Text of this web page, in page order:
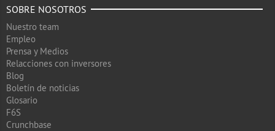
SOBRE NOSOTROS
Nuestro team
Empleo
Prensa y Medios
Relacciones con inversores
Blog
Boletín de noticias
Glosario
F6S
Crunchbase